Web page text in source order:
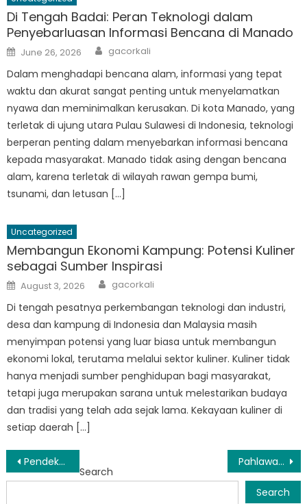
Di Tengah Badai: Peran Teknologi dalam
Penyebarluasan Informasi Bencana di Manado
Posted
on
June 26, 2026 Author
gacorkali
Dalam menghadapi bencana alam, informasi yang tepat
waktu dan akurat sangat penting untuk menyelamatkan
nyawa dan meminimalkan kerusakan. Di kota Manado, yang
terletak di ujung utara Pulau Sulawesi di Indonesia, teknologi
berperan penting dalam menyebarkan informasi bencana
kepada masyarakat. Manado tidak asing dengan bencana
alam, karena terletak di wilayah rawan gempa bumi,
tsunami, dan letusan […]
Uncategorized
Membangun Ekonomi Kampung: Potensi Kuliner
sebagai Sumber Inspirasi
Posted
on
August 3, 2026 Author
gacorkali
Di tengah pesatnya perkembangan teknologi dan industri,
desa dan kampung di Indonesia dan Malaysia masih
menyimpan potensi yang luar biasa untuk membangun
ekonomi lokal, terutama melalui sektor kuliner. Kuliner tidak
hanya menjadi sumber penghidupan bagi masyarakat,
tetapi juga merupakan sarana untuk melestarikan budaya
dan tradisi yang telah ada sejak lama. Kekayaan kuliner di
setiap daerah […]
Post
navigation
Pendekatan Inovatif BPBD Tuminting dalam Kesiapsiagaan Bencana Pahlawan Tanpa Tanda Jasa BPBD Singkil Manado: Kisah Ketangguhan dan Keberanian
Search
Search